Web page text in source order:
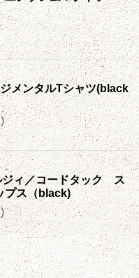
メンタルTシャツ(black
ジィ／コードタック ス
プス（black)